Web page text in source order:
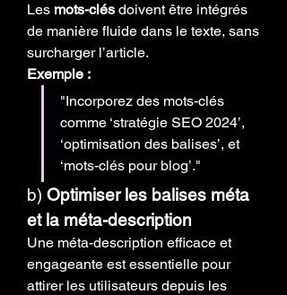
Les mots-clés doivent être intégrés
de manière fluide dans le texte, sans
surcharger l’article.
Exemple :
"Incorporez des mots-clés
comme ‘stratégie SEO 2024’,
‘optimisation des balises’, et
‘mots-clés pour blog’."
b) Optimiser les balises méta
et la méta-description
Une méta-description efficace et
engageante est essentielle pour
attirer les utilisateurs depuis les